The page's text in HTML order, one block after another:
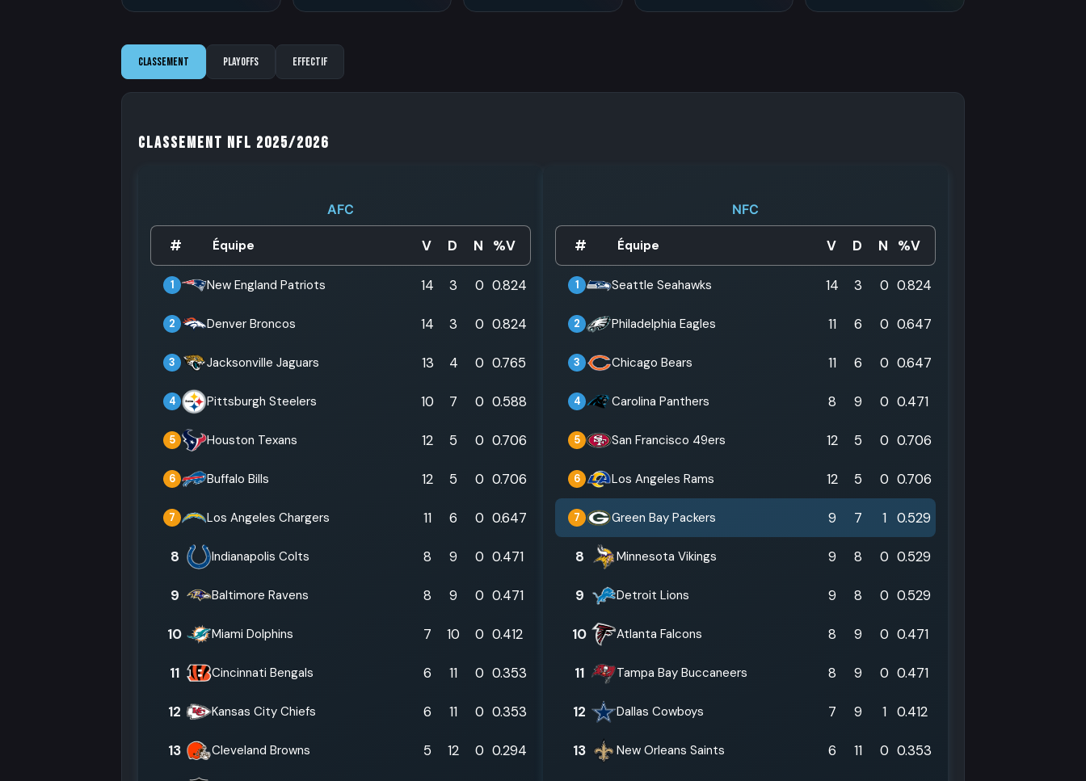
Classement Playoffs Effectif
Classement NFL 2025/2026
AFC
# Équipe V D N %V
1 New England Patriots 14 3 0 0.824
2 Denver Broncos 14 3 0 0.824
3 Jacksonville Jaguars 13 4 0 0.765
4 Pittsburgh Steelers 10 7 0 0.588
5 Houston Texans 12 5 0 0.706
6 Buffalo Bills 12 5 0 0.706
7 Los Angeles Chargers 11 6 0 0.647
8 Indianapolis Colts 8 9 0 0.471
9 Baltimore Ravens 8 9 0 0.471
10 Miami Dolphins 7 10 0 0.412
11 Cincinnati Bengals 6 11 0 0.353
12 Kansas City Chiefs 6 11 0 0.353
13 Cleveland Browns 5 12 0 0.294
NFC
# Équipe V D N %V
1 Seattle Seahawks 14 3 0 0.824
2 Philadelphia Eagles 11 6 0 0.647
3 Chicago Bears 11 6 0 0.647
4 Carolina Panthers 8 9 0 0.471
5 San Francisco 49ers 12 5 0 0.706
6 Los Angeles Rams 12 5 0 0.706
7 Green Bay Packers 9 7 1 0.529
8 Minnesota Vikings 9 8 0 0.529
9 Detroit Lions 9 8 0 0.529
10 Atlanta Falcons 8 9 0 0.471
11 Tampa Bay Buccaneers 8 9 0 0.471
12 Dallas Cowboys 7 9 1 0.412
13 New Orleans Saints 6 11 0 0.353